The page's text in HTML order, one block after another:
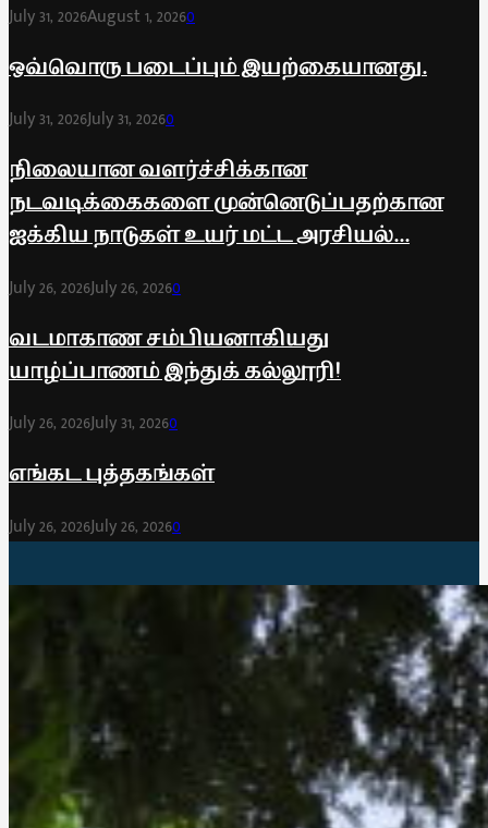
July 31, 2026August 1, 20260
ஒவ்வொரு படைப்பும் இயற்கையானது.
July 31, 2026July 31, 20260
நிலையான வளர்ச்சிக்கான
நடவடிக்கைகளை முன்னெடுப்பதற்கான
ஐக்கிய நாடுகள் உயர் மட்ட அரசியல்...
July 26, 2026July 26, 20260
வடமாகாண சம்பியனாகியது
யாழ்ப்பாணம் இந்துக் கல்லூரி!
July 26, 2026July 31, 20260
எங்கட புத்தகங்கள்
July 26, 2026July 26, 20260